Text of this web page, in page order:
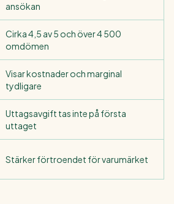
ansökan
Cirka 4,5 av 5 och över 4 500
omdömen
Visar kostnader och marginal
tydligare
Uttagsavgift tas inte på första
uttaget
Stärker förtroendet för varumärket